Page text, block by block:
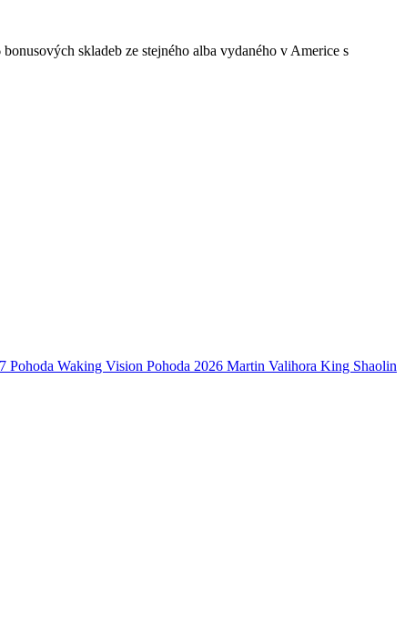
skladeb ze stejného alba vydaného v Americe s
Pohoda Waking Vision Pohoda 2026 Martin Valihora King Shaolin